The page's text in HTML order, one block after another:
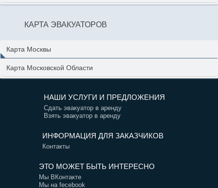
КАРТА ЭВАКУАТОРОВ
Карта Москвы
Карта Московской Области
НАШИ УСЛУГИ И ПРЕДЛОЖЕНИЯ
Сдать эвакуатор в аренду
Взять эвакуатор в аренду
ИНФОРМАЦИЯ ДЛЯ ЗАКАЗЧИКОВ
Контакты
ЭТО МОЖЕТ БЫТЬ ИНТЕРЕСНО
Мы ВКонтакте
Мы на fecebook